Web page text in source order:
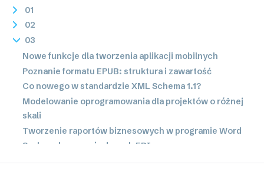
01
02
03
Nowe funkcje dla tworzenia aplikacji mobilnych
Poznanie formatu EPUB: struktura i zawartość
Co nowego w standardzie XML Schema 1.1?
Modelowanie oprogramowania dla projektów o różnej
skali
Tworzenie raportów biznesowych w programie Word
Szybsza konwersja danych EDI
Mapowanie danych XBRL: Taksonomia w fazie rozwoju